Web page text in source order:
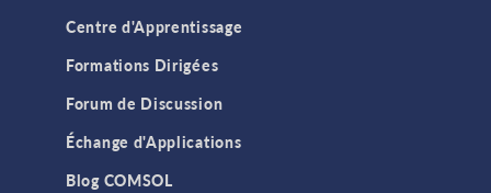
Centre d'Apprentissage
Formations Dirigées
Forum de Discussion
Échange d'Applications
Blog COMSOL